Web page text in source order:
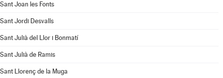
Sant Joan les Fonts
Sant Jordi Desvalls
Sant Julià del Llor i Bonmatí
Sant Julià de Ramis
Sant Llorenç de la Muga